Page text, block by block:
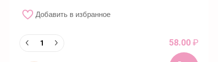
Добавить в избранное
58.00₽